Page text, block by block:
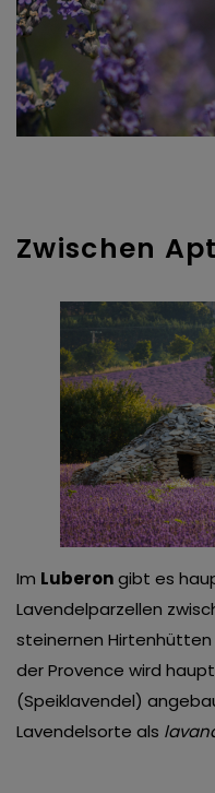
Zwischen
Im Luberongibt es
Lavendelparzellen
steinernen Hirtenhütten
der Provence wird
(Speiklavendel)
Lavendelsorte als